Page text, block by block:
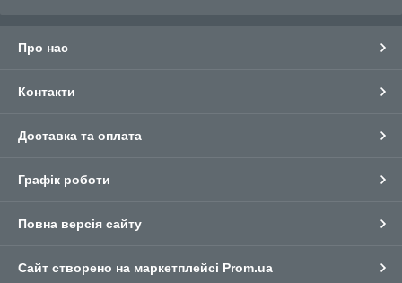
Про нас
Контакти
Доставка та оплата
Графік роботи
Повна версія сайту
Сайт створено на маркетплейсі Prom.ua